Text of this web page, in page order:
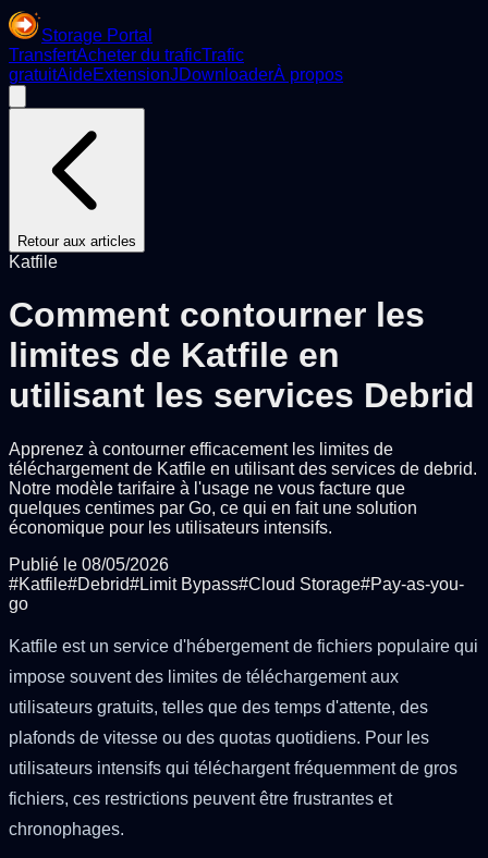
Storage Portal
TransfertAcheter du traficTrafic
gratuitAideExtensionJDownloaderÀ propos
Retour aux articles
Katfile
Comment contourner les
limites de Katfile en
utilisant les services Debrid
Apprenez à contourner efficacement les limites de
téléchargement de Katfile en utilisant des services de debrid.
Notre modèle tarifaire à l'usage ne vous facture que
quelques centimes par Go, ce qui en fait une solution
économique pour les utilisateurs intensifs.
Publié le 08/05/2026
#Katfile#Debrid#Limit Bypass#Cloud Storage#Pay-as-you-
go
Katfile est un service d'hébergement de fichiers populaire qui
impose souvent des limites de téléchargement aux
utilisateurs gratuits, telles que des temps d'attente, des
plafonds de vitesse ou des quotas quotidiens. Pour les
utilisateurs intensifs qui téléchargent fréquemment de gros
fichiers, ces restrictions peuvent être frustrantes et
chronophages.